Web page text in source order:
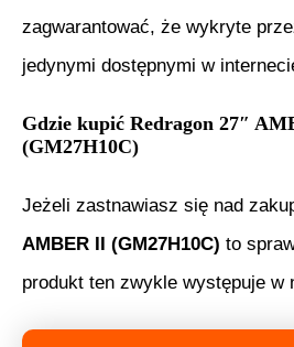
zagwarantować, że wykryte
jedynymi dostępnymi w
Gdzie kupić Redragon 27″
(GM27H10C)
Jeżeli zastnawiasz się nad
AMBER II (GM27H10C) to
produkt ten zwykle występuje w